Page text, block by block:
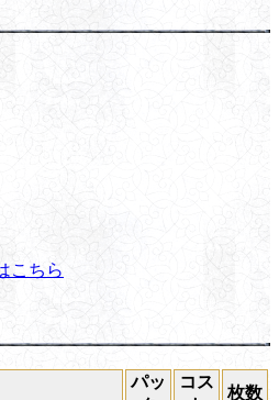
こちら
パッ
コス
枚数